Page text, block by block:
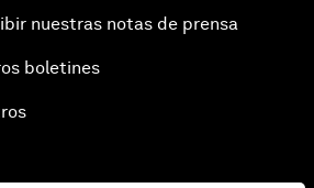
nuestras notas de prensa
boletines